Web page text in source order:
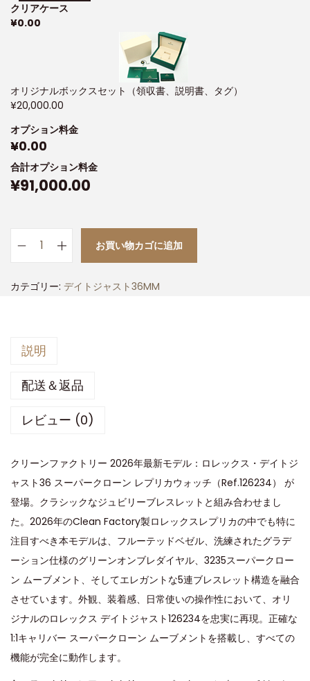
クリアケース
¥0.00
オリジナルボックスセット（領収書、説明書、タグ）
¥20,000.00
オプション料金
¥0.00
合計オプション料金
¥91,000.00
お買い物カゴに追加
カテゴリー: デイトジャスト36MM
説明
配送＆返品
レビュー (0)
クリーンファクトリー 2026年最新モデル：ロレックス・デイトジ
ャスト36 スーパークローン レプリカウォッチ（Ref.126234） が
登場。クラシックなジュビリーブレスレットと組み合わせまし
た。2026年のClean Factory製ロレックスレプリカの中でも特に
注目すべき本モデルは、フルーテッドベゼル、洗練されたグラデ
ーション仕様のグリーンオンブレダイヤル、3235スーパークロー
ン ムーブメント、そしてエレガントな5連ブレスレット構造を融合
させています。外観、装着感、日常使いの操作性において、オリ
ジナルのロレックス デイトジャスト126234を忠実に再現。正確な
1:1キャリバー スーパークローン ムーブメントを搭載し、すべての
機能が完全に動作します。